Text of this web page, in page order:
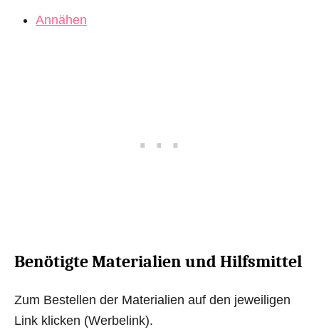
Annähen
Benötigte Materialien und Hilfsmittel
Zum Bestellen der Materialien auf den jeweiligen
Link klicken (Werbelink).